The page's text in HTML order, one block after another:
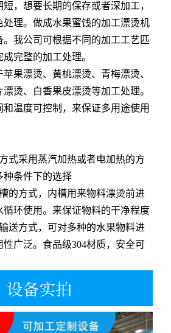
，想要长期的保存或者深加工，
处理。做成水果蜜饯的加工漂烫机
。我公司可根据不同的加工工艺匹
完整的加工处理。
果漂烫、黄桃漂烫、青梅漂烫、
烫、白香果皮漂烫等加工处理。
温度可控制，来保证多用途使用
式采用蒸汽加热或者电加热的方
种条件下的选择
的方式，内槽用来物料漂烫前进
循环使用。来保证物料的干净程度
送方式，可对多种的水果物料进
广泛。食品级304材质，安全可